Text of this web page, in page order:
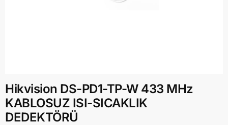
Hikvision DS-PD1-TP-W 433 MHz
KABLOSUZ ISI-SICAKLIK
DEDEKTÖRÜ